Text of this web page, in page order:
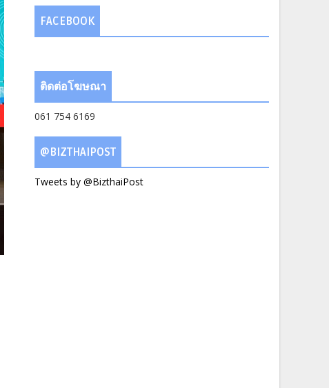
FACEBOOK
ติดต่อโฆษณา
061 754 6169
@BIZTHAIPOST
Tweets by @BizthaiPost